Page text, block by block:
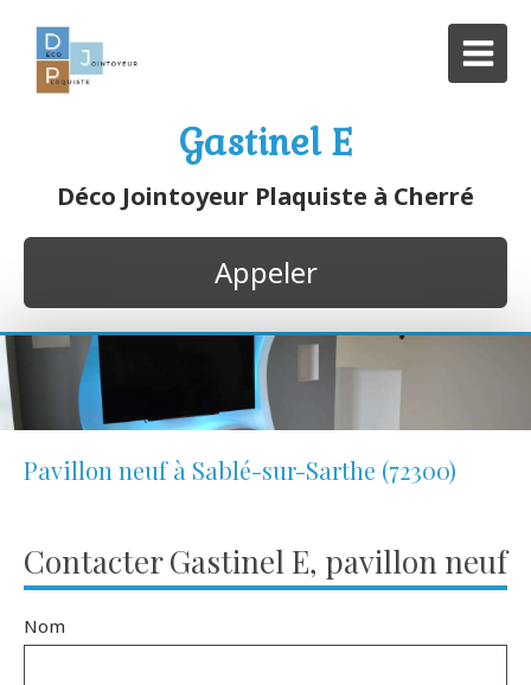
Gastinel E
Déco Jointoyeur Plaquiste à Cherré
Appeler
Pavillon neuf à Sablé-sur-Sarthe (72300)
Contacter Gastinel E, pavillon neuf
Nom